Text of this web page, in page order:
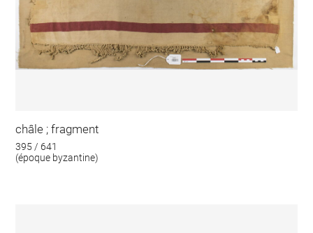
châle ; fragment
395 / 641
(époque byzantine)